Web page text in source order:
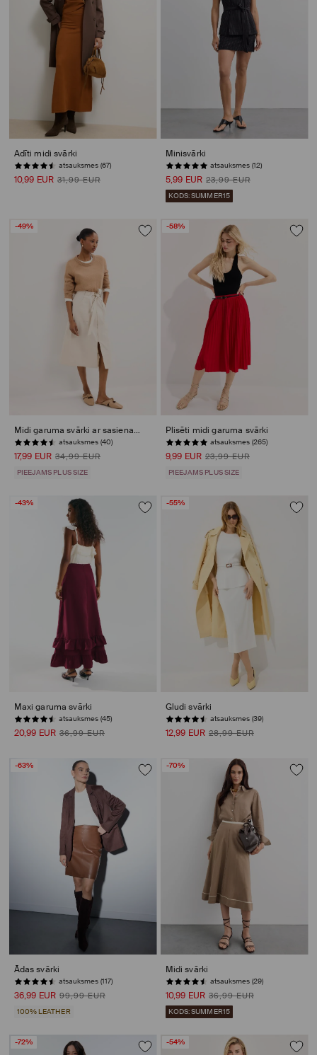
Adīti midi svārki
atsauksmes (67)
10,99 EUR 31,99 EUR
Minisvārki
atsauksmes (12)
5,99 EUR 23,99 EUR
KODS: SUMMER15
-49%
Midi garuma svārki ar sasienamu elementu
atsauksmes (40)
17,99 EUR 34,99 EUR
PIEEJAMS PLUS SIZE
-58%
Plisēti midi garuma svārki
atsauksmes (265)
9,99 EUR 23,99 EUR
PIEEJAMS PLUS SIZE
-43%
Maxi garuma svārki
atsauksmes (45)
20,99 EUR 36,99 EUR
-55%
Gludi svārki
atsauksmes (39)
12,99 EUR 28,99 EUR
-63%
Ādas svārki
atsauksmes (117)
36,99 EUR 99,99 EUR
100% LEATHER
-70%
Midi svārki
atsauksmes (29)
10,99 EUR 36,99 EUR
KODS: SUMMER15
-72% -54%